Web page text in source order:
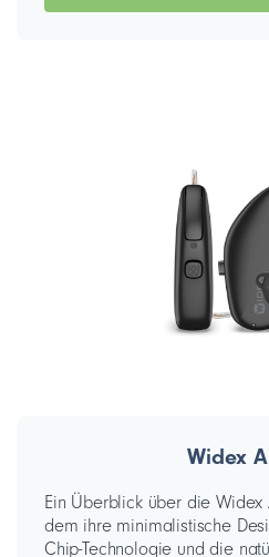
Widex
Ein Überblick über die
dem ihre minimalistische
Chip-Technologie und die